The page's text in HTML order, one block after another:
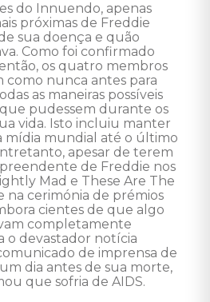
do Innuendo, apenas
próximas de Freddie
sua doença e quão
Como foi confirmado
os quatro membros
como nunca antes para
as maneiras possíveis
pudessem durante os
vida. Isto incluiu manter
mídia mundial até o último
apesar de terem
de Freddie nos
Mad e These Are The
na cerimónia de prémios
cientes de que algo
completamente
o devastador notícia
de imprensa de
dia antes de sua morte,
que sofria de AIDS.